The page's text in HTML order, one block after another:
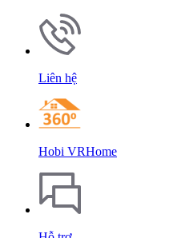
Liên hệ
Hobi VRHome